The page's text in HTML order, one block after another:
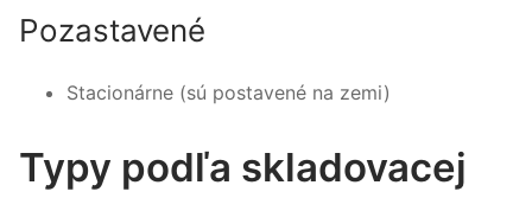
Pozastavené
Stacionárne (sú postavené na zemi)
Typy podľa skladovacej